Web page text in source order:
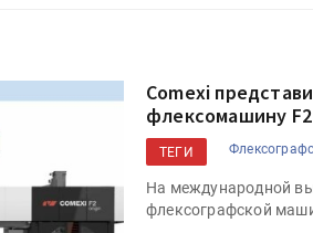
Comexi
флексомашину
ТЕГИ
На международной
флексографской